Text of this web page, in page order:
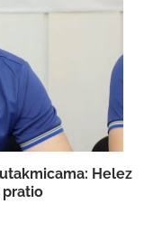
Helez
pratio